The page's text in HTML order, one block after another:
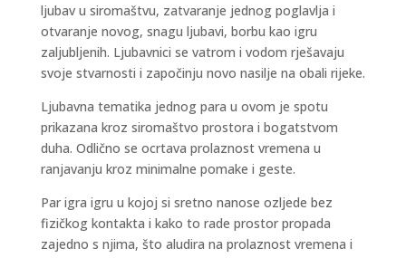
ljubav u siromaštvu, zatvaranje jednog poglavlja i
otvaranje novog, snagu ljubavi, borbu kao igru
zaljubljenih. Ljubavnici se vatrom i vodom rješavaju
svoje stvarnosti i započinju novo nasilje na obali rijeke.
Ljubavna tematika jednog para u ovom je spotu
prikazana kroz siromaštvo prostora i bogatstvom
duha. Odlično se ocrtava prolaznost vremena u
ranjavanju kroz minimalne pomake i geste.
Par igra igru u kojoj si sretno nanose ozljede bez
fizičkog kontakta i kako to rade prostor propada
zajedno s njima, što aludira na prolaznost vremena i